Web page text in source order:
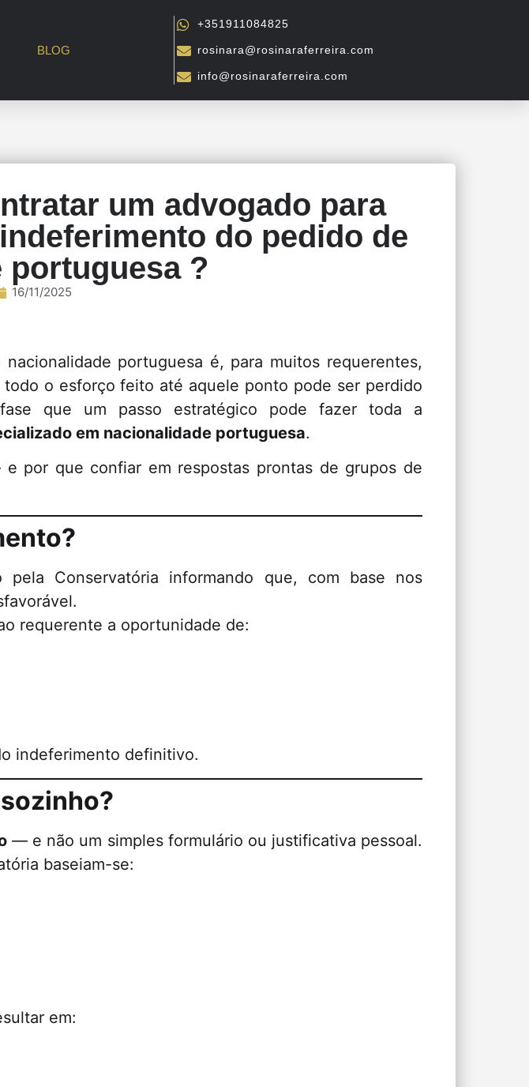
BLOG
+351911084825
rosinara@rosinaraferreira.com
info@rosinaraferreira.com
um advogado para
do pedido de
portuguesa ?
16/11/2025
portuguesa é, para muitos requerentes,
o esforço feito até aquele ponto pode ser perdido
que um passo estratégico pode fazer toda a
em nacionalidade portuguesa.
por que confiar em respostas prontas de grupos de
pela Conservatória informando que, com base nos
requerente a oportunidade de:
indeferimento definitivo.
— e não um simples formulário ou justificativa pessoal.
baseiam-se:
em: